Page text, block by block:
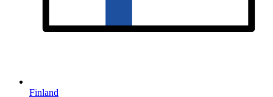
Finland